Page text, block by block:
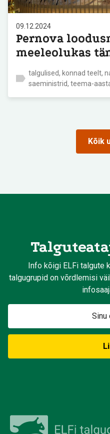
09.12.2024
Pernova
meeleolukas
talgulised, konnad teelt,
saeministrid, teema-
Kõik
Info kõigi ELFi talgute
talgugrupid on võrdlemisi